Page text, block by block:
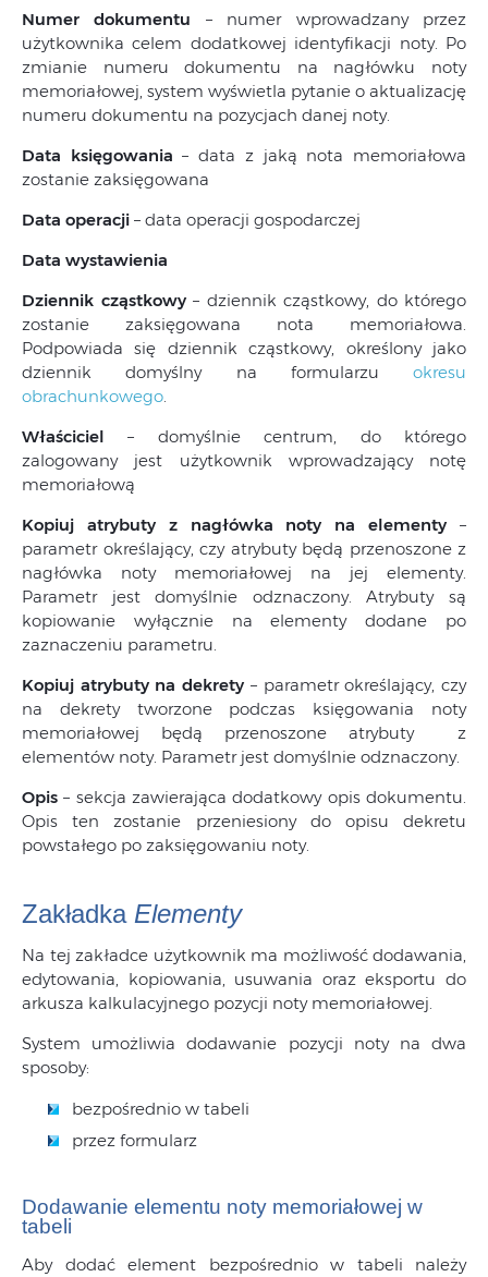
Numer dokumentu – numer wprowadzany przez
użytkownika celem dodatkowej identyfikacji noty. Po
zmianie numeru dokumentu na nagłówku noty
memoriałowej, system wyświetla pytanie o aktualizację
numeru dokumentu na pozycjach danej noty.
Data księgowania – data z jaką nota memoriałowa
zostanie zaksięgowana
Data operacji – data operacji gospodarczej
Data wystawienia
Dziennik cząstkowy– dziennik cząstkowy, do którego
zostanie zaksięgowana nota memoriałowa.
Podpowiada się dziennik cząstkowy, określony jako
dziennik domyślny na formularzu okresu
obrachunkowego.
Właściciel – domyślnie centrum, do którego
zalogowany jest użytkownik wprowadzający notę
memoriałową
Kopiuj atrybuty z nagłówka noty na elementy –
parametr określający, czy atrybuty będą przenoszone z
nagłówka noty memoriałowej na jej elementy.
Parametr jest domyślnie odznaczony. Atrybuty są
kopiowanie wyłącznie na elementy dodane po
zaznaczeniu parametru.
Kopiuj atrybuty na dekrety – parametr określający, czy
na dekrety tworzone podczas księgowania noty
memoriałowej będą przenoszone atrybuty z
elementów noty. Parametr jest domyślnie odznaczony.
Opis – sekcja zawierająca dodatkowy opis dokumentu.
Opis ten zostanie przeniesiony do opisu dekretu
powstałego po zaksięgowaniu noty.
Zakładka Elementy
Na tej zakładce użytkownik ma możliwość dodawania,
edytowania, kopiowania, usuwania oraz eksportu do
arkusza kalkulacyjnego pozycji noty memoriałowej.
System umożliwia dodawanie pozycji noty na dwa
sposoby:
bezpośrednio w tabeli
przez formularz
Dodawanie elementu noty memoriałowej w
tabeli
Aby dodać element bezpośrednio w tabeli należy